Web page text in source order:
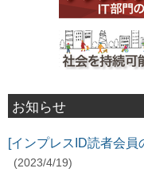
お知らせ
[インプレスID読者会
(2023/4/19)